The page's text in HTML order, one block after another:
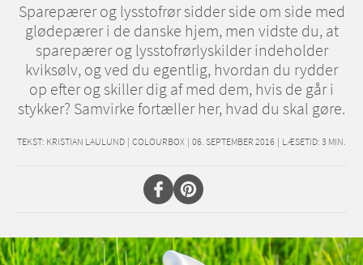
Sparepærer og lysstofrør sidder side om side med
glødepærer i de danske hjem, men vidste du, at
sparepærer og lysstofrørlyskilder indeholder
kviksølv, og ved du egentlig, hvordan du rydder
op efter og skiller dig af med dem, hvis de går i
stykker? Samvirke fortæller her, hvad du skal gøre.
TEKST: KRISTIAN LAULUND | COLOURBOX | 06. SEPTEMBER 2016 | LÆSETID: 3 MIN.